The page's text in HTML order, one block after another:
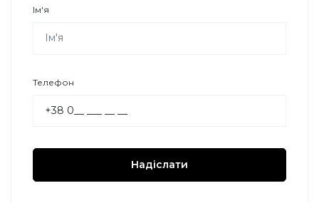
Ім'я
Телефон
Надіслати